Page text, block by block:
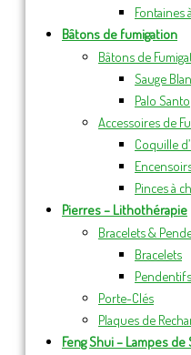
Fontaines
Bâtons de fumigation
Bâtons de
Sauge
Palo Santo
Accessoires de
Coquille
Pinces à
Pierres – Lithothérapie
Bracelets &
Bracelets
Porte-Clés
Plaques de
Feng Shui – Lampes de